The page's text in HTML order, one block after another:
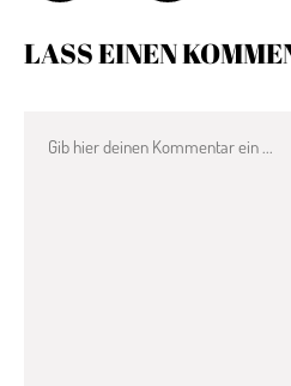
LASS EINEN